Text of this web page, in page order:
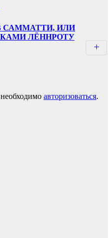
САММАТТИ, ИЛИ
ЛЁННРОТУ
авторизоваться.